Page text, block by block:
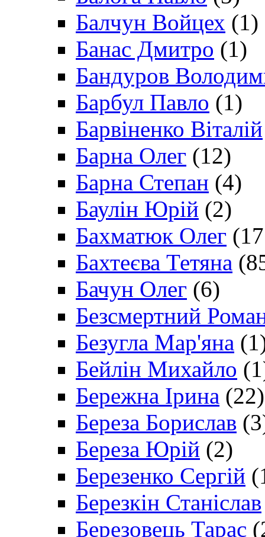
Балчун Войцех (1)
Банас Дмитро (1)
Бандуров
Барбул Павло (1)
Барвіненко Віталій
Барна Олег (12)
Барна Степан (4)
Баулін Юрій (2)
Бахматюк Олег
Бахтеєва Тетяна
Бачун Олег (6)
Безсмертний
Безугла Мар'яна
Бейлін Михайло
Бережна Ірина (22)
Береза Борислав
Береза Юрій (2)
Березенко Сергій
Березкін Станіслав
Березовець Тарас